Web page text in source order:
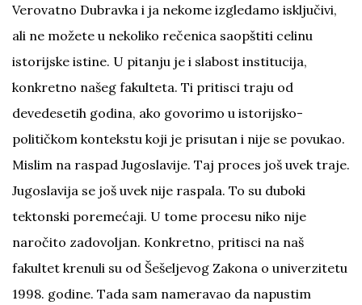
Verovatno Dubravka i ja nekome izgledamo isključivi,
ali ne možete u nekoliko rečenica saopštiti celinu
istorijske istine. U pitanju je i slabost institucija,
konkretno našeg fakulteta. Ti pritisci traju od
devedesetih godina, ako govorimo u istorijsko-
političkom kontekstu koji je prisutan i nije se povukao.
Mislim na raspad Jugoslavije. Taj proces još uvek traje.
Jugoslavija se još uvek nije raspala. To su duboki
tektonski poremećaji. U tome procesu niko nije
naročito zadovoljan. Konkretno, pritisci na naš
fakultet krenuli su od Šešeljevog Zakona o univerzitetu
1998. godine. Tada sam nameravao da napustim